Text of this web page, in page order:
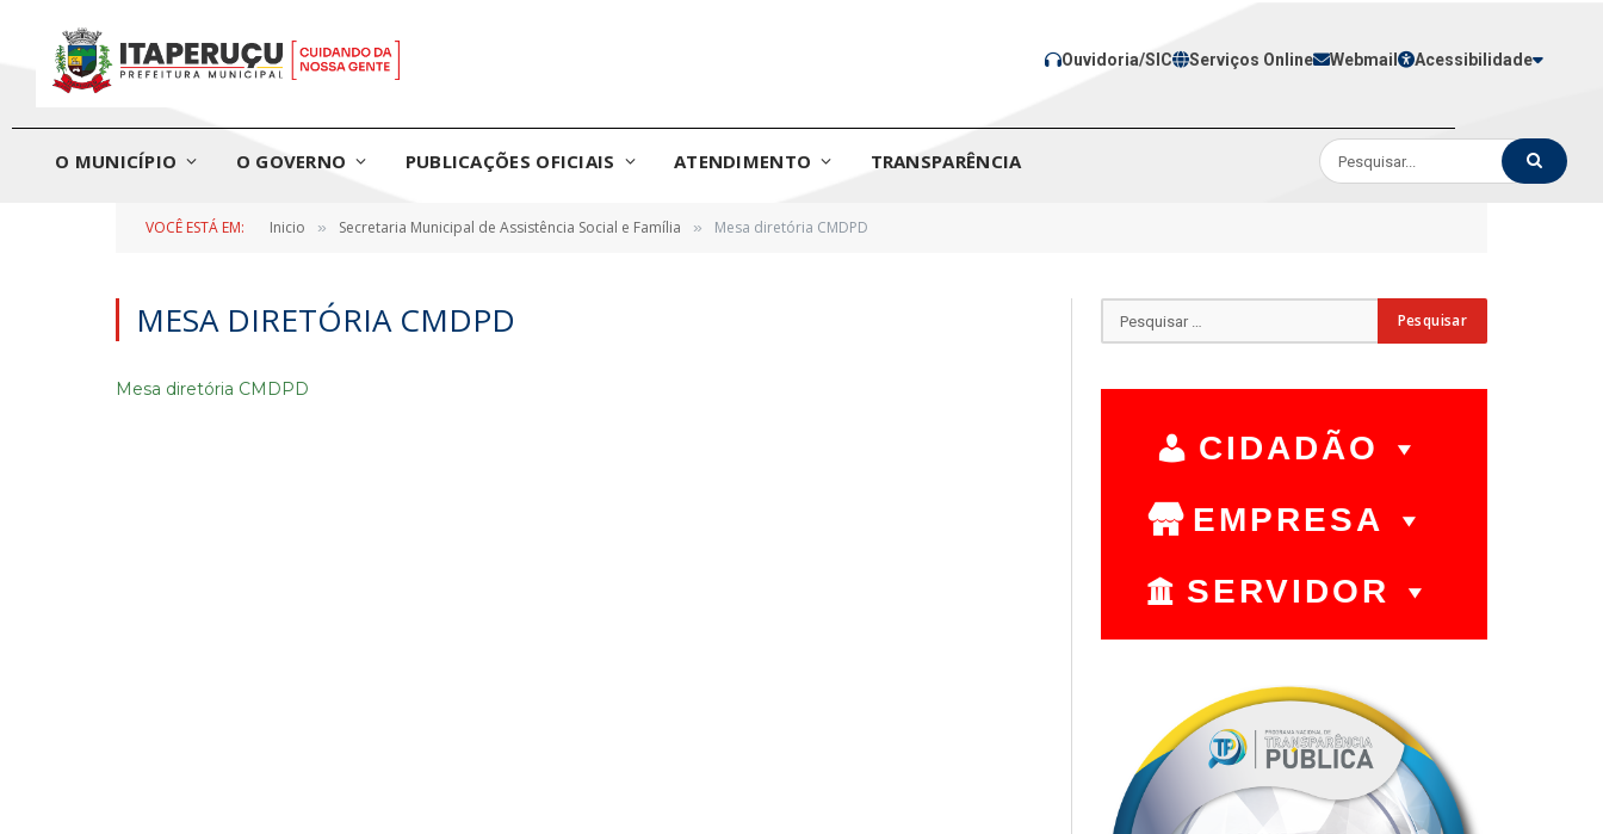
Ouvidoria/SIC Serviços Online Webmail Acessibilidade
O MUNICÍPIO O GOVERNO PUBLICAÇÕES OFICIAIS ATENDIMENTO TRANSPARÊNCIA
VOCÊ ESTÁ EM: Inicio » Secretaria Municipal de Assistência Social e Família » Mesa diretória CMDPD
MESA DIRETÓRIA CMDPD
Mesa diretória CMDPD
CIDADÃO
EMPRESA
SERVIDOR